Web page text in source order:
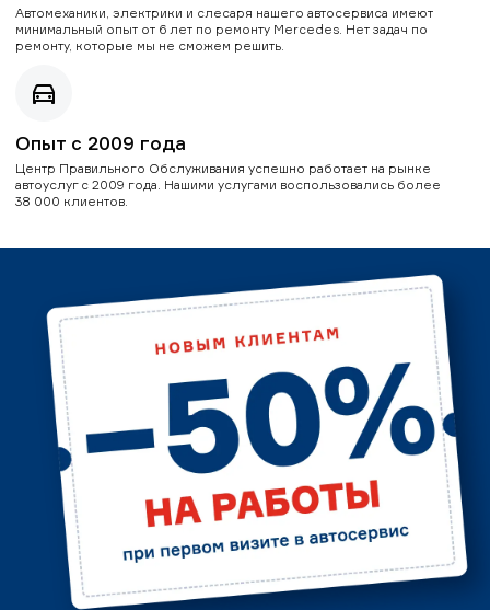
Автомеханики, электрики и слесаря нашего автосервиса имеют
минимальный опыт от 6 лет по ремонту Mercedes. Нет задач по
ремонту, которые мы не сможем решить.
Опыт с 2009 года
Центр Правильного Обслуживания успешно работает на рынке
автоуслуг с 2009 года. Нашими услугами воспользовались более
38 000 клиентов.